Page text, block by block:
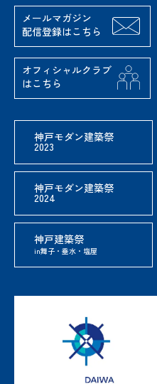
メールマガジン
配信登録はこちら
オフィシャルクラブ
はこちら
神戸モダン建築祭
2023
神戸モダン建築祭
2024
神戸建築祭
in舞子・垂水・塩屋